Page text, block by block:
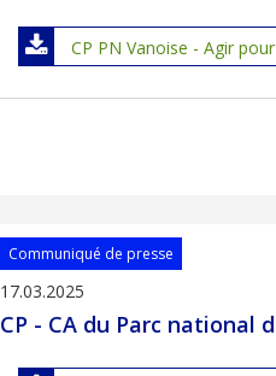
CP PN Vanoise - Agir
Communiqué de presse
17.03.2025
CP - CA du Parc national